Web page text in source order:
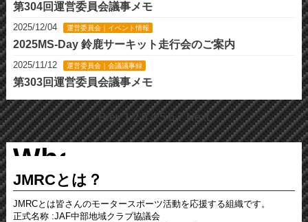
第304回運営委員会議事メモ
2025/12/04 運営委員会｜イベント情報
2025MS-Day 鈴鹿サーキット走行会のご案内
2025/11/12 運営委員会｜会議議事録
第303回運営委員会議事メモ
Prev 1 2 3 4 5 6 7 Next
Whats
JMRC
JMRCとは？
JMRCとは皆さんのモータースポーツ活動を応援する組織です。
正式名称 :JAF中部地域クラブ協議会